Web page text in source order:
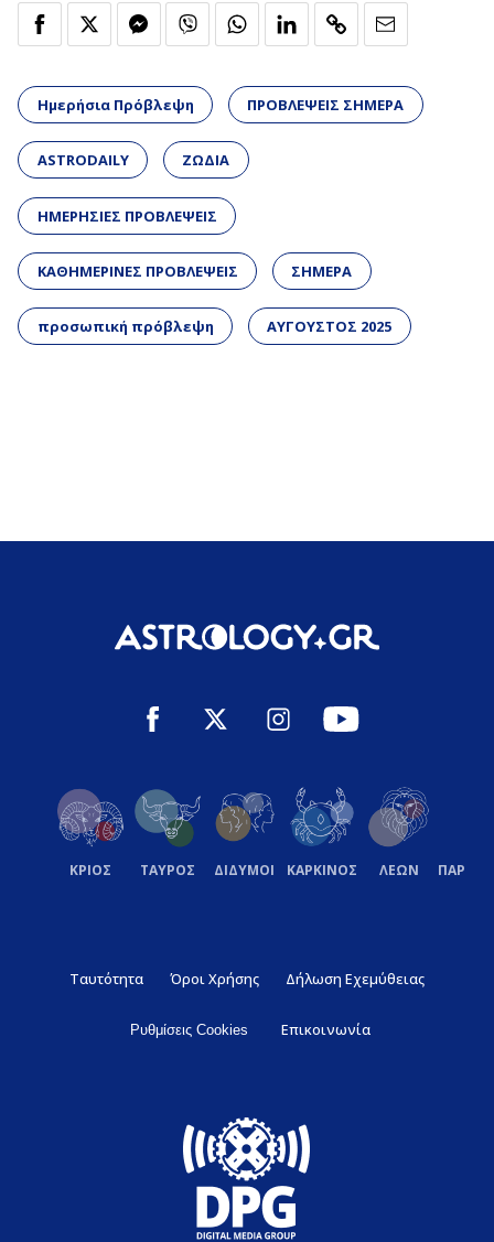
Ημερήσια Πρόβλεψη ΠΡΟΒΛΕΨΕΙΣ ΣΗΜΕΡΑ
ASTRODAILY ΖΩΔΙΑ
ΗΜΕΡΗΣΙΕΣ ΠΡΟΒΛΕΨΕΙΣ
ΚΑΘΗΜΕΡΙΝΕΣ ΠΡΟΒΛΕΨΕΙΣ ΣΗΜΕΡΑ
προσωπική πρόβλεψη ΑΥΓΟΥΣΤΟΣ 2025
ΚΡΙΟΣ ΤΑΥΡΟΣ ΔΙΔΥΜΟΙ ΚΑΡΚΙΝΟΣ ΛΕΩΝ
Ταυτότητα Όροι Χρήσης Δήλωση Εχεμύθειας
Ρυθμίσεις Cookies Επικοινωνία